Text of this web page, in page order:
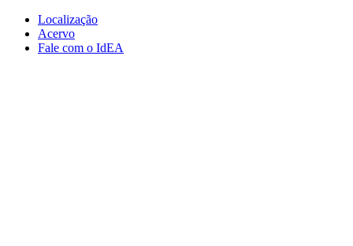
Conteúdo principal
Localização
Acervo
Fale com o IdEA